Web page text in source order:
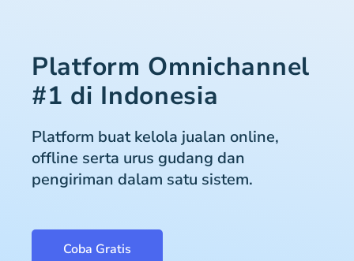
Platform Omnichannel
#1 di Indonesia
Platform buat kelola jualan online,
offline serta urus gudang dan
pengiriman dalam satu sistem.
Coba Gratis